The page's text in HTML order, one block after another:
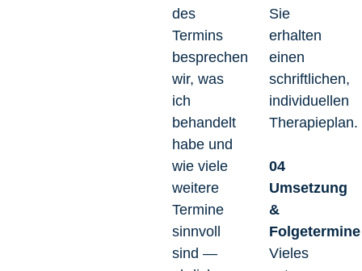
des
Termins
besprechen
wir, was
ich
behandelt
habe und
wie viele
weitere
Termine
sinnvoll
sind —
Sie
erhalten
einen
schriftlichen,
individuellen
Therapieplan.
04
Umsetzung
&
Folgetermine
Vieles